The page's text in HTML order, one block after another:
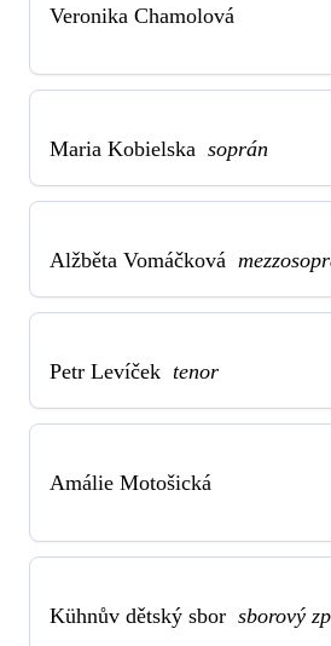
Veronika Chamolová
Maria Kobielska soprán
Alžběta Vomáčková
Petr Levíček tenor
Amálie Motošická
Kühnův dětský sbor sborový